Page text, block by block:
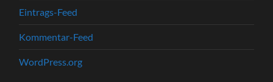
Eintrags-Feed
Kommentar-Feed
WordPress.org